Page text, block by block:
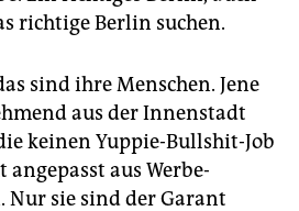
richtige Berlin suchen.
sind ihre Menschen. Jene
aus der Innenstadt
keinen Yuppie-Bullshit-Job
aus Werbe­
Nur sie sind der Garant